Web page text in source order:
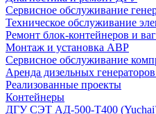
Сервисное обслуживание
Техническое обслуживание
Ремонт блок-контейнеров и
Монтаж и установка АВР
Сервисное обслуживание
Аренда дизельных
Реализованные проекты
Контейнеры
ДГУ СЭТ АД-500-Т400 (Yuchai)